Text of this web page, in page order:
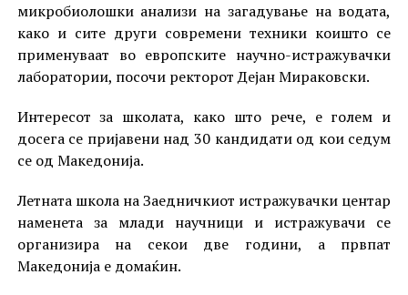
микробиолошки анализи на загадување на водата,
како и сите други современи техники коишто се
применуваат во европските научно-истражувачки
лаборатории, посочи ректорот Дејан Мираковски.
Интересот за школата, како што рече, е голем и
досега се пријавени над 30 кандидати од кои седум
се од Македонија.
Летната школа на Заедничкиот истражувачки центар
наменета за млади научници и истражувачи се
организира на секои две години, а првпат
Македонија е домаќин.